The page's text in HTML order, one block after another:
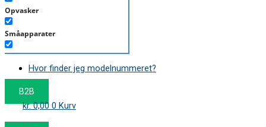
Opvasker
Småapparater
Støvsuger
Tørretumbler
Tilbehør/Plejemidler
Hvor finder jeg modelnummeret?
B2B
kr.0,00 0 Kurv